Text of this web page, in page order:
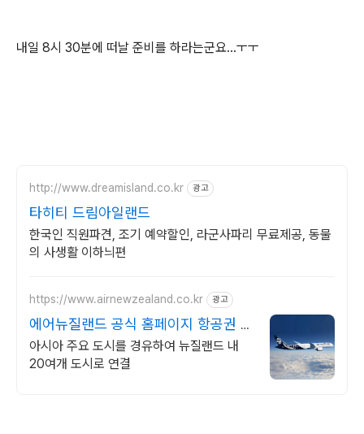
내일 8시 30분에 떠날 준비를 하라는군요...ㅜㅜ
http://www.dreamisland.co.kr 광고
타히티 드림아일랜드
한국인 직원파견, 조기 예약할인, 라군사파리 무료제공, 동물
의 사생활 이하늬편
https://www.airnewzealand.co.kr 광고
에어뉴질랜드 공식 홈페이지 항공권 예
약 및 여행 정보
아시아 주요 도시를 경유하여 뉴질랜드 내
20여개 도시로 연결